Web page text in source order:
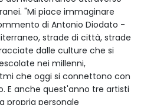
"Mi piace immaginare
di Antonio Diodato -
strade di città, strade
dalle culture che si
nei millenni,
che oggi si connettono con
E anche quest'anno tre artisti
propria personale